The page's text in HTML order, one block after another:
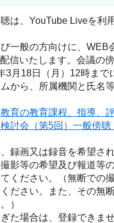
聴は、YouTube Liveを利
び一般の方向けに、WEB
信いたします。会議の
3月18日（月）12時まで
から、所属機関と氏名
育の教育課程、指導、
討会（第5回）一般傍聴
、録画又は録音を希望さ
影等の希望及び報道等
ください。（無断での
ださい。また、その無
）
ぎた場合は、登録できま